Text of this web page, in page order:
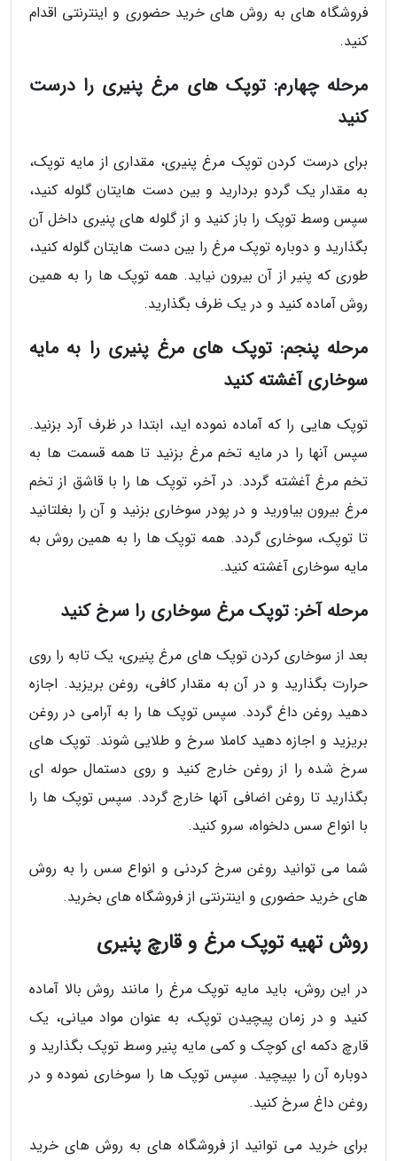
فروشگاه های به روش های خرید حضوری و اینترنتی اقدام
کنید.
مرحله چهارم: توپک های مرغ پنیری را درست
کنید
برای درست کردن توپک مرغ پنیری، مقداری از مایه توپک،
به مقدار یک گردو بردارید و بین دست هایتان گلوله کنید،
سپس وسط توپک را باز کنید و از گلوله های پنیری داخل آن
بگذارید و دوباره توپک مرغ را بین دست هایتان گلوله کنید،
طوری که پنیر از آن بیرون نیاید. همه توپک ها را به همین
روش آماده کنید و در یک ظرف بگذارید.
مرحله پنجم: توپک های مرغ پنیری را به مایه
سوخاری آغشته کنید
توپک هایی را که آماده نموده اید، ابتدا در ظرف آرد بزنید.
سپس آنها را در مایه تخم مرغ بزنید تا همه قسمت ها به
تخم مرغ آغشته گردد. در آخر، توپک ها را با قاشق از تخم
مرغ بیرون بیاورید و در پودر سوخاری بزنید و آن را بغلتانید
تا توپک، سوخاری گردد. همه توپک ها را به همین روش به
مایه سوخاری آغشته کنید.
مرحله آخر: توپک مرغ سوخاری را سرخ کنید
بعد از سوخاری کردن توپک های مرغ پنیری، یک تابه را روی
حرارت بگذارید و در آن به مقدار کافی، روغن بریزید. اجازه
دهید روغن داغ گردد. سپس توپک ها را به آرامی در روغن
بریزید و اجازه دهید کاملا سرخ و طلایی شوند. توپک های
سرخ شده را از روغن خارج کنید و روی دستمال حوله ای
بگذارید تا روغن اضافی آنها خارج گردد. سپس توپک ها را
با انواع سس دلخواه، سرو کنید.
شما می توانید روغن سرخ کردنی و انواع سس را به روش
های خرید حضوری و اینترنتی از فروشگاه های بخرید.
روش تهیه توپک مرغ و قارچ پنیری
در این روش، باید مایه توپک مرغ را مانند روش بالا آماده
کنید و در زمان پیچیدن توپک، به عنوان مواد میانی، یک
قارچ دکمه ای کوچک و کمی مایه پنیر وسط توپک بگذارید و
دوباره آن را بپیچید. سپس توپک ها را سوخاری نموده و در
روغن داغ سرخ کنید.
برای خرید می توانید از فروشگاه های به روش های خرید